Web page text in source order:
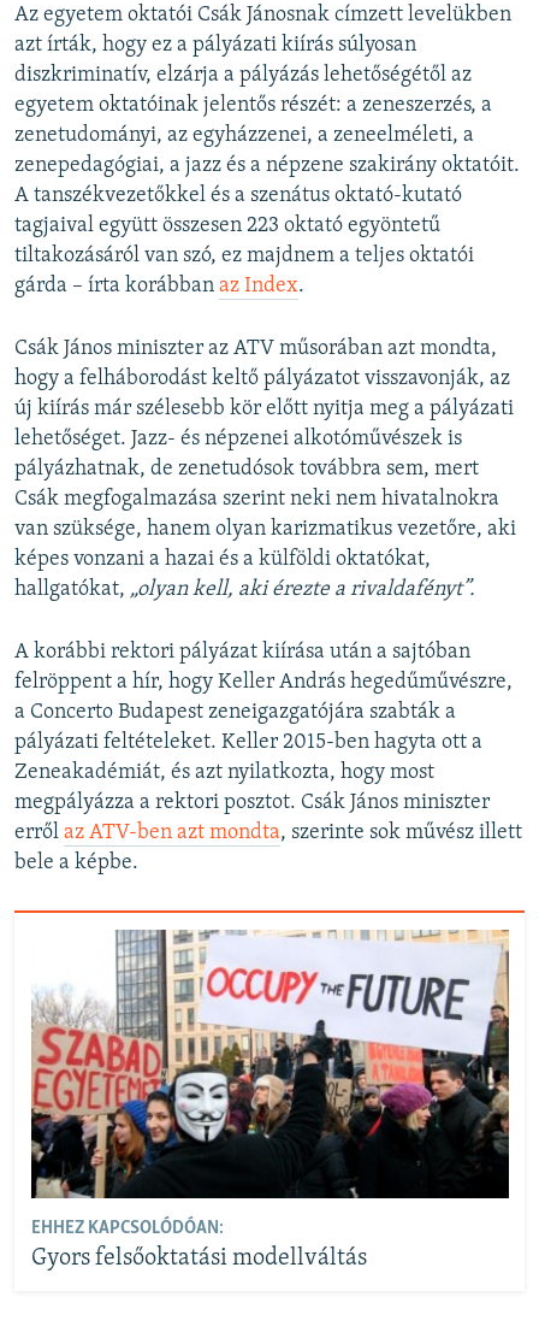
Az egyetem oktatói Csák Jánosnak címzett levelükben
azt írták, hogy ez a pályázati kiírás súlyosan
diszkriminatív, elzárja a pályázás lehetőségétől az
egyetem oktatóinak jelentős részét: a zeneszerzés, a
zenetudományi, az egyházzenei, a zeneelméleti, a
zenepedagógiai, a jazz és a népzene szakirány oktatóit.
A tanszékvezetőkkel és a szenátus oktató-kutató
tagjaival együtt összesen 223 oktató egyöntetű
tiltakozásáról van szó, ez majdnem a teljes oktatói
gárda – írta korábban az Index.
Csák János miniszter az ATV műsorában azt mondta,
hogy a felháborodást keltő pályázatot visszavonják, az
új kiírás már szélesebb kör előtt nyitja meg a pályázati
lehetőséget. Jazz- és népzenei alkotóművészek is
pályázhatnak, de zenetudósok továbbra sem, mert
Csák megfogalmazása szerint neki nem hivatalnokra
van szüksége, hanem olyan karizmatikus vezetőre, aki
képes vonzani a hazai és a külföldi oktatókat,
hallgatókat, „olyan kell, aki érezte a rivaldafényt”.
A korábbi rektori pályázat kiírása után a sajtóban
felröppent a hír, hogy Keller András hegedűművészre,
a Concerto Budapest zeneigazgatójára szabták a
pályázati feltételeket. Keller 2015-ben hagyta ott a
Zeneakadémiát, és azt nyilatkozta, hogy most
megpályázza a rektori posztot. Csák János miniszter
erről az ATV-ben azt mondta, szerinte sok művész illett
bele a képbe.
EHHEZ KAPCSOLÓDÓAN:
Gyors felsőoktatási modellváltás